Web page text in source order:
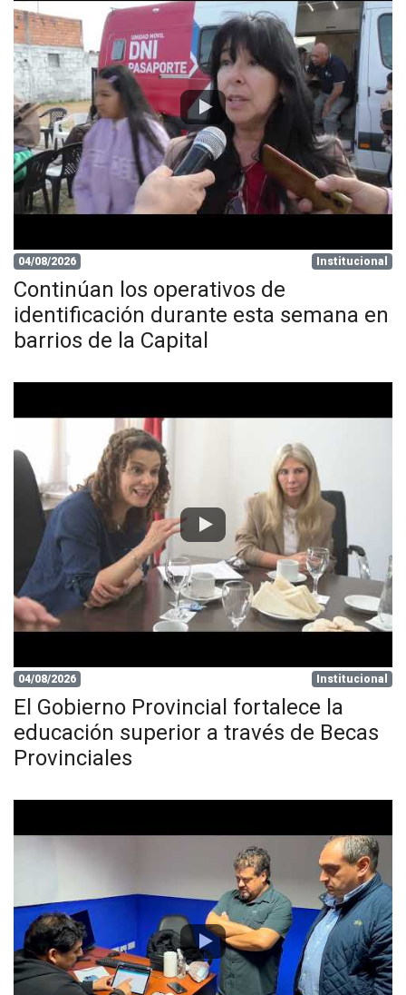
04/08/2026 Institucional
Continúan los operativos de
identificación durante esta semana en
barrios de la Capital
04/08/2026 Institucional
El Gobierno Provincial fortalece la
educación superior a través de Becas
Provinciales